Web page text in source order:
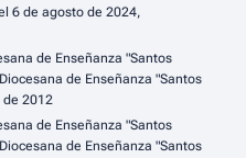
6 de agosto de 2024,
de Enseñanza "Santos
de Enseñanza "Santos
de 2012
de Enseñanza "Santos
de Enseñanza "Santos